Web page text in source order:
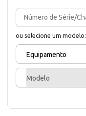
ou selecione um modelo:
Equipamento
Modelo